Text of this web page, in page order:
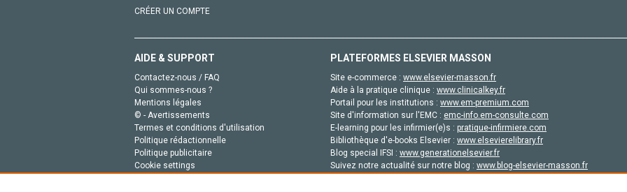
CRÉER UN COMPTE
AIDE & SUPPORT
Contactez-nous / FAQ
Qui sommes-nous ?
Mentions légales
© - Avertissements
Termes et conditions d'utilisation
Politique rédactionnelle
Politique publicitaire
Cookie settings
PLATEFORMES ELSEVIER MASSON
Site e-commerce : www.elsevier-masson.fr
Aide à la pratique clinique : www.clinicalkey.fr
Portail pour les institutions : www.em-premium.com
Site d'information sur l'EMC : emc-info.em-consulte.com
E-learning pour les infirmier(e)s : pratique-infirmiere.com
Bibliothèque d'e-books Elsevier : www.elsevierelibrary.fr
Blog special IFSI : www.generationelsevier.fr
Suivez notre actualité sur notre blog : www.blog-elsevier-masson.fr